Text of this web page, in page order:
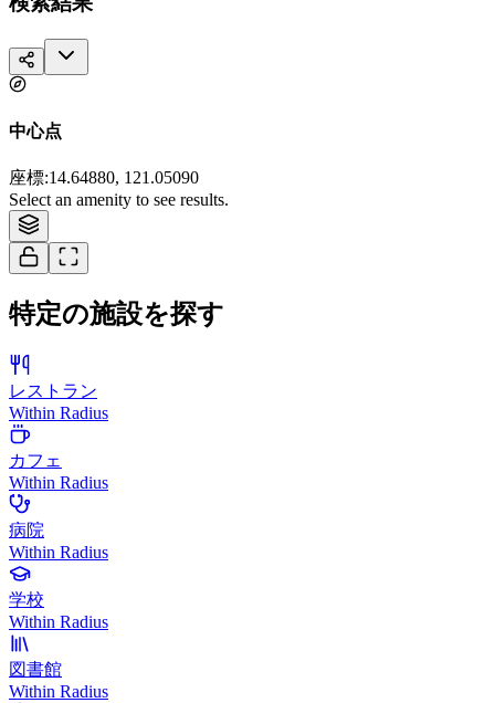
中心点
座標:14.64880, 121.05090
Select an amenity to see results.
Tiles © Esri — Source: Esri, i-cubed, USDA, USGS, AEX, GeoEye,
Getmapping, Aerogrid, IGN, IGP, and the GIS User Community
特定の施設を探す
レストラン
Within Radius
カフェ
Within Radius
病院
Within Radius
学校
Within Radius
図書館
Within Radius